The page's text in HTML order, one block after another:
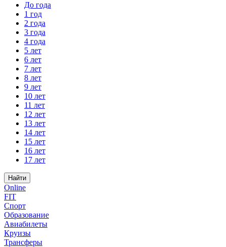
До года
1 год
2 года
3 года
4 года
5 лет
6 лет
7 лет
8 лет
9 лет
10 лет
11 лет
12 лет
13 лет
14 лет
15 лет
16 лет
17 лет
Найти
Online
FIT
Спорт
Образование
Авиабилеты
Круизы
Трансферы